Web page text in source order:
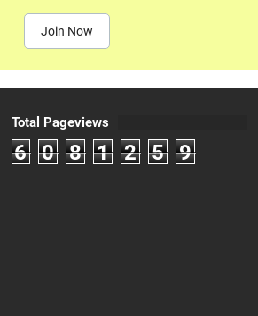
Join Now
Total Pageviews
6 0 8 1 2 5 9